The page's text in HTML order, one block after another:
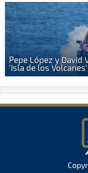
Pepe López y David
'Isla de los